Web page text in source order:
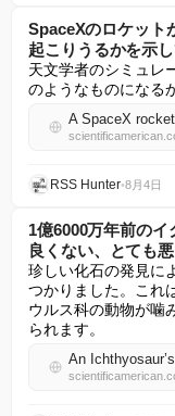
SpaceXのロケット
起こりうるかを示
天文学者のシミュレ
のようなものになる
RSS Hunter•8月4日
1億6000万年前のイ
良くない、とても
珍しい化石の発見に
つかりました。これ
ウルス科の動物が噛
られます。